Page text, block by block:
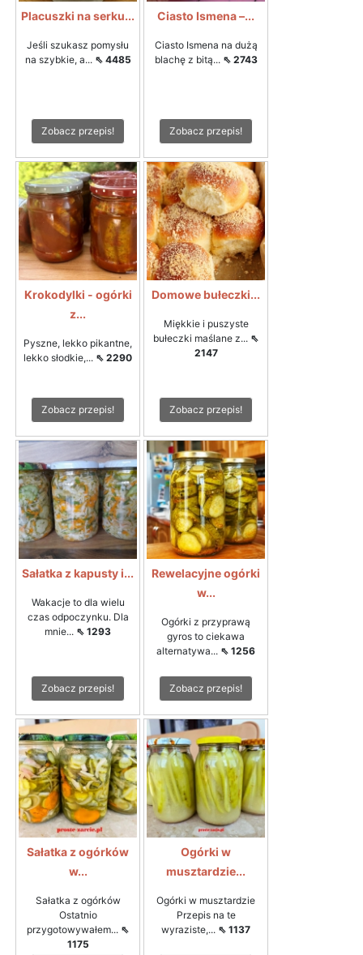
Placuszki na serku...
Jeśli szukasz pomysłu
na szybkie, a... ⇖ 4485
Zobacz przepis!
Ciasto Ismena –...
Ciasto Ismena na dużą
blachę z bitą... ⇖ 2743
Zobacz przepis!
Krokodylki - ogórki
z...
Pyszne, lekko pikantne,
lekko słodkie,... ⇖ 2290
Zobacz przepis!
Domowe bułeczki...
Miękkie i puszyste
bułeczki maślane z... ⇖
2147
Zobacz przepis!
Sałatka z kapusty i...
Wakacje to dla wielu
czas odpoczynku. Dla
mnie... ⇖ 1293
Zobacz przepis!
Rewelacyjne ogórki
w...
Ogórki z przyprawą
gyros to ciekawa
alternatywa... ⇖ 1256
Zobacz przepis!
Sałatka z ogórków
w...
Sałatka z ogórków
Ostatnio
przygotowywałem... ⇖
1175
Ogórki w
musztardzie...
Ogórki w musztardzie
Przepis na te
wyraziste,... ⇖ 1137